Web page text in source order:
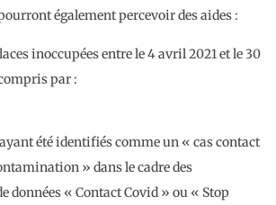
également percevoir des aides :
inoccupées entre le 4 avril 2021 et le 30
par :
été identifiés comme un « cas contact
» dans le cadre des
données « Contact Covid » ou « Stop